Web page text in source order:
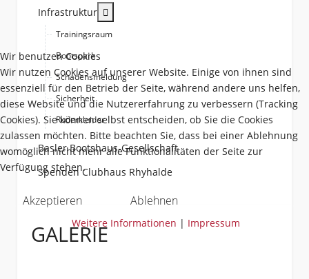
Infrastruktur
Trainingsraum
Bootspark
Schadensmeldung
Sicherheit
Ruderkleider
Basler Bootshaus-Gesellschaft
Spenden Clubhaus Rhyhalde
GALERIE
Wir benutzen Cookies
Wir nutzen Cookies auf unserer Website. Einige von ihnen sind
essenziell für den Betrieb der Seite, während andere uns helfen,
diese Website und die Nutzererfahrung zu verbessern (Tracking
Cookies). Sie können selbst entscheiden, ob Sie die Cookies
zulassen möchten. Bitte beachten Sie, dass bei einer Ablehnung
womöglich nicht mehr alle Funktionalitäten der Seite zur
Verfügung stehen.
Akzeptieren Ablehnen
Weitere Informationen | Impressum